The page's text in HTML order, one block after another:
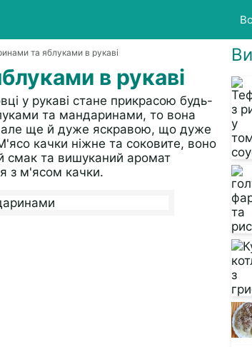
та яблуками в рукаві
в рукаві
у рукаві стане прикрасою будь-
та мандаринами, то вона
але ще й дуже яскравою, що дуже
качки ніжне та соковите, воно
смак та вишуканий аромат
з м'ясом качки.